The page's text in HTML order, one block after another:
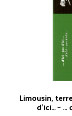
Limousin,
d’ici… – …